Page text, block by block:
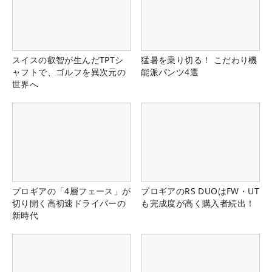
スイスの叡智が生んだTPTシ
ャフトで、ゴルフを異次元の
世界へ
猛暑を乗り切る！ こだわり機
能派パンツ4選
プロギアの「4層フェース」が
切り開く高初速ドライバーの
新時代
プロギアのRS DUOはFW・UT
も完成度が高く購入者続出！